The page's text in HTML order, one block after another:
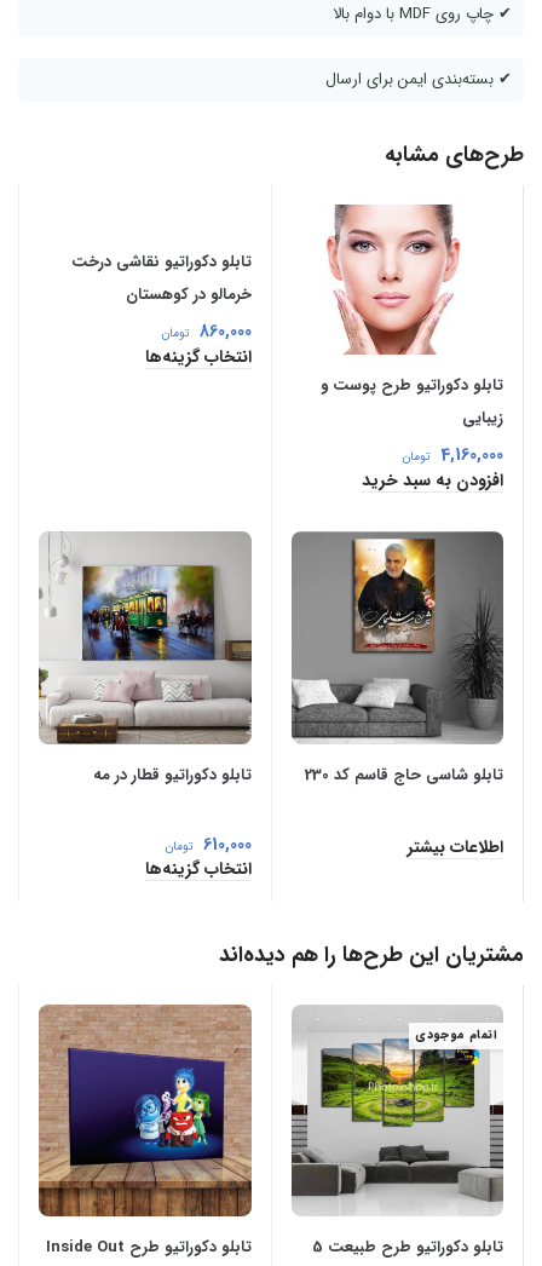
✔ چاپ روی MDF با دوام بالا
✔ بسته‌بندی ایمن برای ارسال
طرح‌های مشابه
تابلو دکوراتیو طرح پوست و
زیبایی
4,160,000 تومان
افزودن به سبد خرید
تابلو دکوراتیو نقاشی درخت
خرمالو در کوهستان
860,000 تومان
انتخاب گزینه‌ها
تابلو شاسی حاج قاسم کد 230
اطلاعات بیشتر
تابلو دکوراتیو قطار در مه
610,000 تومان
انتخاب گزینه‌ها
مشتریان این طرح‌ها را هم دیده‌اند
اتمام موجودی
تابلو دکوراتیو طرح طبیعت 5
تابلو دکوراتیو طرح Inside Out